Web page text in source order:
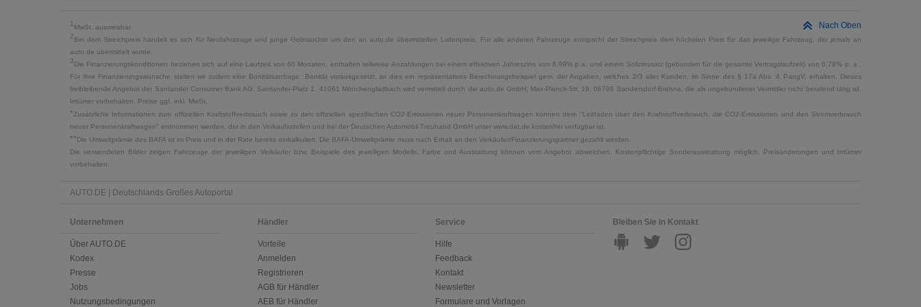
Nach Oben
1 MwSt. ausweisbar
2Bei dem Streichpreis handelt es sich für Neufahrzeuge und junge Gebrauchte um den an auto.de übermittelten Listenpreis. Für alle anderen Fahrzeuge entspricht der Streichpreis dem höchsten Preis für das jeweilige Fahrzeug, der jemals an
auto.de übermittelt wurde.
3Die Finanzierungskonditionen beziehen sich auf eine Laufzeit von 60 Monaten, enthalten teilweise Anzahlungen bei einem effektiven Jahreszins von 6,99% p.a. und einem Sollzinssatz (gebunden für die gesamte Vertragslaufzeit) von 6,78% p. a..
Für Ihre Finanzierungswünsche stellen wir zudem eine Bonitätsanfrage. Bonität vorausgesetzt, ist dies ein repräsentatives Berechnungsbeispiel gem. der Angaben, welches 2/3 aller Kunden, im Sinne des § 17a Abs. 4 PangV, erhalten. Dieses
freibleibende Angebot der Santander Consumer Bank AG, Santander-Platz 1, 41061 Mönchengladbach wird vermittelt durch die auto.de GmbH, Max-Planck-Str. 19, 06796 Sandersdorf-Brehna, die als ungebundener Vermittler nicht beratend tätig ist.
Irrtümer vorbehalten. Preise ggf. inkl. MwSt.
*Zusätzliche Informationen zum offiziellen Kraftstoffverbrauch sowie zu den offiziellen spezifischen CO2-Emissionen neuer Personenkraftwagen können dem "Leitfaden über den Kraftstoffverbrauch, die CO2-Emissionen und den Stromverbrauch
neuer Personenkraftwagen" entnommen werden, der in den Verkaufsstellen und bei der Deutschen Automobil Treuhand GmbH unter www.dat.de kostenfrei verfügbar ist.
**Die Umweltprämie des BAFA ist im Preis und in der Rate bereits einkalkuliert. Die BAFA-Umweltprämie muss nach Erhalt an den Verkäufer/Finanzierungspartner gezahlt werden.
Die verwendeten Bilder zeigen Fahrzeuge der jeweiligen Verkäufer bzw. Beispiele des jeweiligen Modells. Farbe und Ausstattung können vom Angebot abweichen. Kostenpflichtige Sonderausstattung möglich. Preisänderungen und Irrtümer
vorbehalten.
AUTO.DE | Deutschlands Großes Autoportal
Unternehmen
Über AUTO.DE
Kodex
Presse
Jobs
Nutzungsbedingungen
Händler
Vorteile
Anmelden
Registrieren
AGB für Händler
AEB für Händler
Service
Hilfe
Feedback
Kontakt
Newsletter
Formulare und Vorlagen
Bleiben Sie in Kontakt